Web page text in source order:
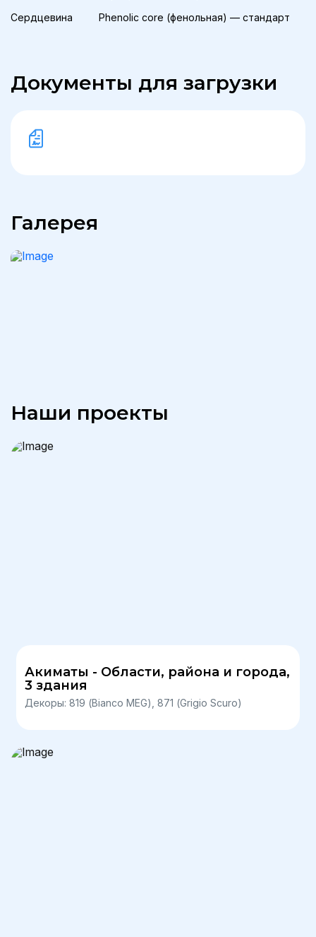
Сердцевина
Phenolic core (фенольная) — стандарт
Документы для загрузки
Галерея
Наши проекты
Акиматы - Области, района и города,
3 здания
Декоры: 819 (Bianco MEG), 871 (Grigio Scuro)